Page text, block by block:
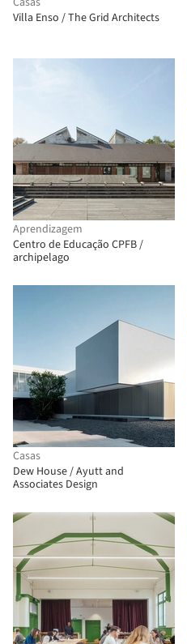
Villa Enso / The Grid Architects
Aprendizagem
Centro de Educação CPFB /
archipelago
Casas
Dew House / Ayutt and
Associates Design